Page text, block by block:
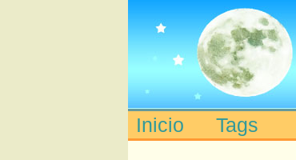
Main menu
Inicio Tags